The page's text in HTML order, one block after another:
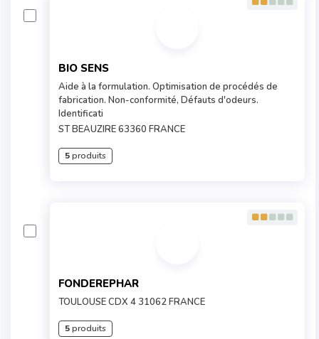
BIO SENS
Aide à la formulation. Optimisation de procédés de
fabrication. Non-conformité, Défauts d'odeurs.
Identificati
ST BEAUZIRE 63360 FRANCE
5produits
FONDEREPHAR
TOULOUSE CDX 4 31062 FRANCE
5produits